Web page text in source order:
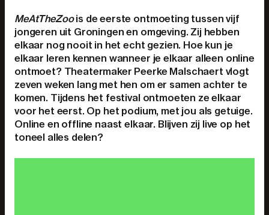
MeAtTheZoois de eerste ontmoeting tussen vijf
jongeren uit Groningen en omgeving. Zij hebben
elkaar nog nooit in het echt gezien. Hoe kun je
elkaar leren kennen wanneer je elkaar alleen online
ontmoet? Theatermaker Peerke Malschaert vlogt
zeven weken lang met hen om er samen achter te
komen. Tijdens het festival ontmoeten ze elkaar
voor het eerst. Op het podium, met jou als getuige.
Online en offline naast elkaar. Blijven zij live op het
toneel alles delen?